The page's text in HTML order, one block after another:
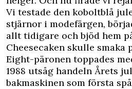
Vi testade den koboltblå
stjärnor i modefärgen,
allt tidigare och bjöd hem
Cheesecaken skulle smaka
Eight-päronen toppades
1988 utsåg handeln Årets
bakmaskinen som första